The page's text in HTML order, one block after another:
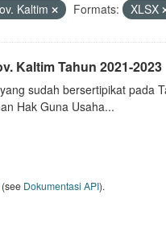
Kaltim
Formats: XLSX
Kaltim Tahun 2021-2023
sudah bersertipikat pada
Hak Guna Usaha...
Dokumentasi API).